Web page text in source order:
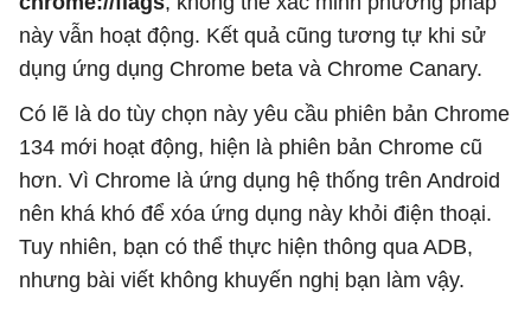
này vẫn hoạt động. Kết quả cũng tương tự khi sử
dụng ứng dụng Chrome beta và Chrome Canary.
Có lẽ là do tùy chọn này yêu cầu phiên bản Chrome
134 mới hoạt động, hiện là phiên bản Chrome cũ
hơn. Vì Chrome là ứng dụng hệ thống trên Android
nên khá khó để xóa ứng dụng này khỏi điện thoại.
Tuy nhiên, bạn có thể thực hiện thông qua ADB,
nhưng bài viết không khuyến nghị bạn làm vậy.